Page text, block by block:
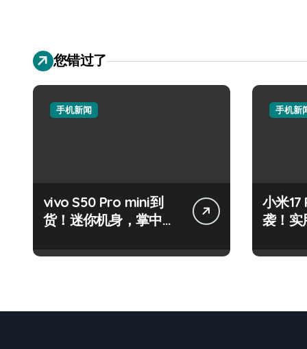
您错过了
手机新闻
vivo S50 Pro mini到
货！迷你机身，掌中资
手机新
小米17
袭！实